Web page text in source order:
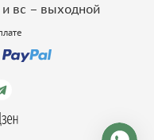
и вс – выходной